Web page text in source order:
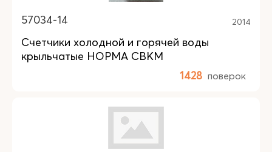
57034-14 2014
Счетчики холодной и горячей воды
крыльчатые НОРМА СВКМ
1428 поверок